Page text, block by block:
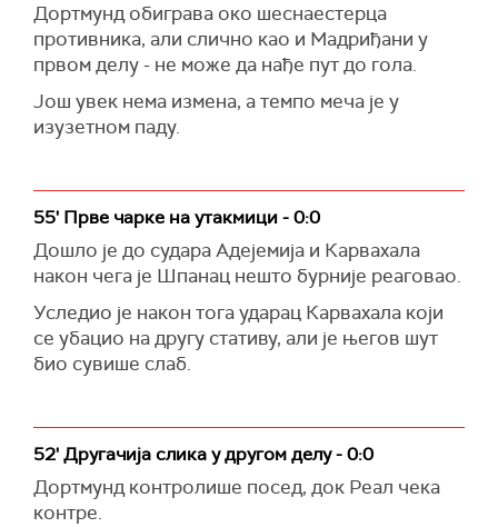
Дортмунд обиграва око шеснаестерца
противника, али слично као и Мадриђани у
првом делу - не може да нађе пут до гола.
Још увек нема измена, а темпо меча је у
изузетном паду.
55' Прве чарке на утакмици - 0:0
Дошло је до судара Адејемија и Карвахала
након чега је Шпанац нешто бурније реаговао.
Уследио је након тога ударац Карвахала који
се убацио на другу стативу, али је његов шут
био сувише слаб.
52' Другачија слика у другом делу - 0:0
Дортмунд контролише посед, док Реал чека
контре.